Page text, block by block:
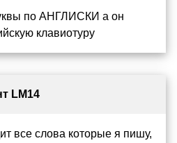
по АНГЛИСКИ а он
клавиотуру
LM14
все слова которые я пишу,